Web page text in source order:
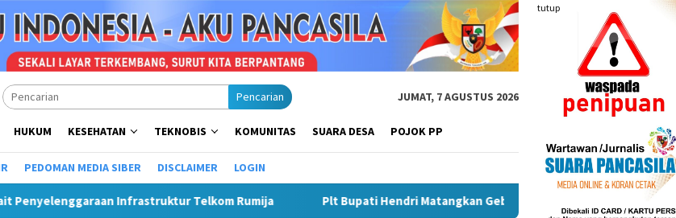
tutup
Pencarian JUMAT, 7 AGUSTUS 2026
HUKUM KESEHATAN TEKNOBIS KOMUNITAS SUARA DESA POJOK PP
PEDOMAN MEDIA SIBER DISCLAIMER LOGIN
Telkom Rumija Plt Bupati Hendri Matangkan Gebyar Semarak Merah Putih, Siapkan Event Besar Dongkrak